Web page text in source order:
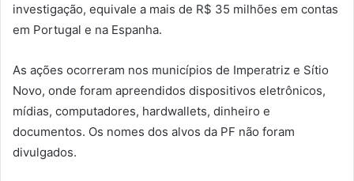
investigação, equivale a mais de R$ 35 milhões em contas
em Portugal e na Espanha.
As ações ocorreram nos municípios de Imperatriz e Sítio
Novo, onde foram apreendidos dispositivos eletrônicos,
mídias, computadores, hardwallets, dinheiro e
documentos. Os nomes dos alvos da PF não foram
divulgados.